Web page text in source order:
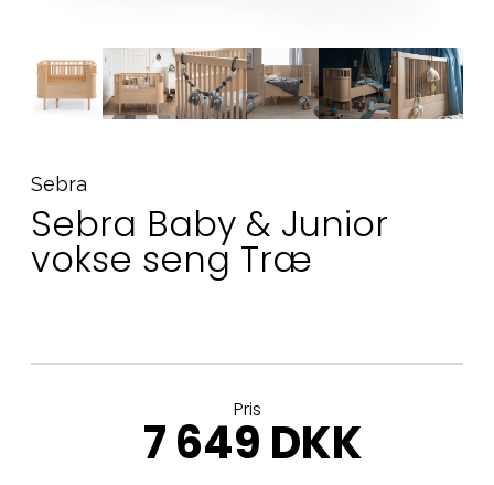
Sebra
Sebra Baby & Junior
vokse seng Træ
Pris
7 649 DKK
Sol og svømning Outlet
Guide